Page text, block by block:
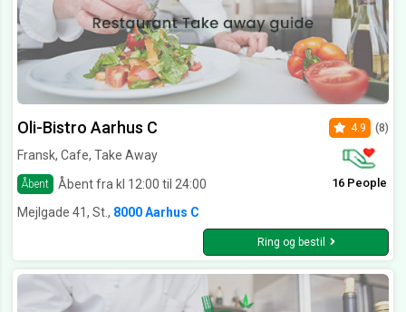
Oli-Bistro Aarhus C
Fransk, Cafe, Take Away
Åbent Åbent fra kl 12:00 til 24:00
4.9 (8)
16 People
Mejlgade 41, St., 8000 Aarhus C
Ring og bestil